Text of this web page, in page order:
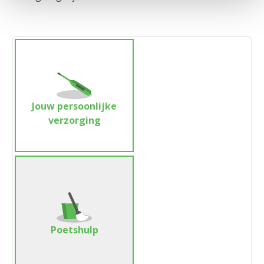
Jouw persoonlijke
verzorging
Poetshulp